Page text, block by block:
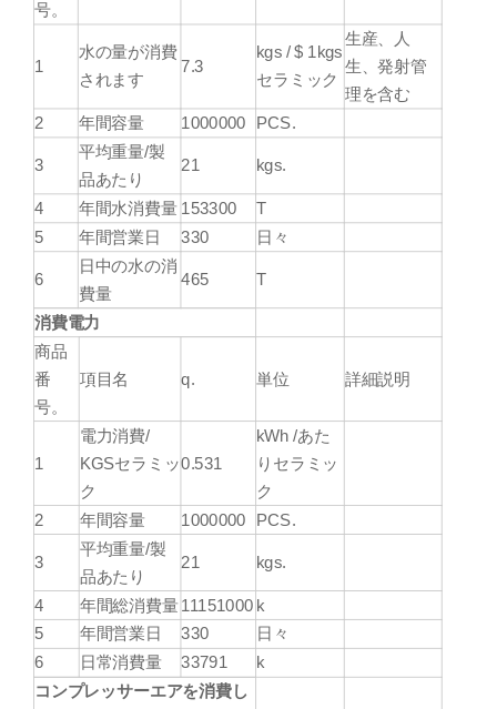
号。
1
水の量が消費
されます
7.3
kgs / $ 1kgs
セラミック
生産、人
生、発射管
理を含む
2
年間容量 1000000 PCS.
3
平均重量/製
品あたり
21 kgs.
4 年間水消費量 153300
T
5
年間営業日 330 日々
6
日中の水の消
費量
465 T
消費電力
商品
番
号。
項目名 q. 単位 詳細説明
1
電力消費/
KGSセラミッ
ク
0.531
kWh /あた
りセラミッ
ク
2
年間容量 1000000 PCS.
3
平均重量/製
品あたり
21 kgs.
4 年間総消費量 11151000 k
5
年間営業日 330
日々
6
日常消費量 33791
k
コンプレッサーエアを消費し